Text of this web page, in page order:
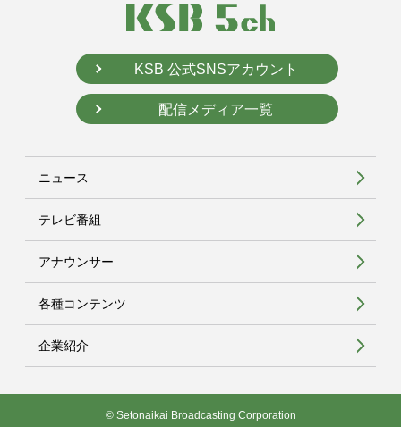
KSB 公式SNSアカウント
配信メディア一覧
ニュース
テレビ番組
アナウンサー
各種コンテンツ
企業紹介
© Setonaikai Broadcasting Corporation